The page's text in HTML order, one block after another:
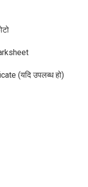
(यदि उपलब्ध हो)